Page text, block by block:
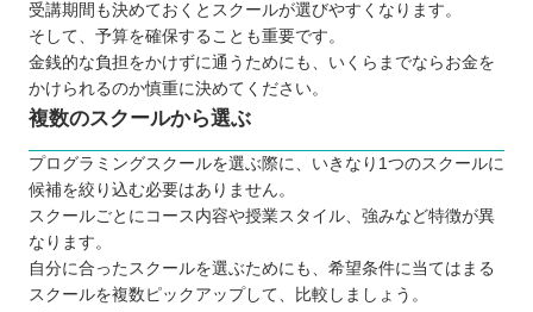
受講期間も決めておくとスクールが選びやすくなります。
そして、予算を確保することも重要です。
金銭的な負担をかけずに通うためにも、いくらまでならお金を
かけられるのか慎重に決めてください。
複数のスクールから選ぶ
プログラミングスクールを選ぶ際に、いきなり1つのスクールに
候補を絞り込む必要はありません。
スクールごとにコース内容や授業スタイル、強みなど特徴が異
なります。
自分に合ったスクールを選ぶためにも、希望条件に当てはまる
スクールを複数ピックアップして、比較しましょう。